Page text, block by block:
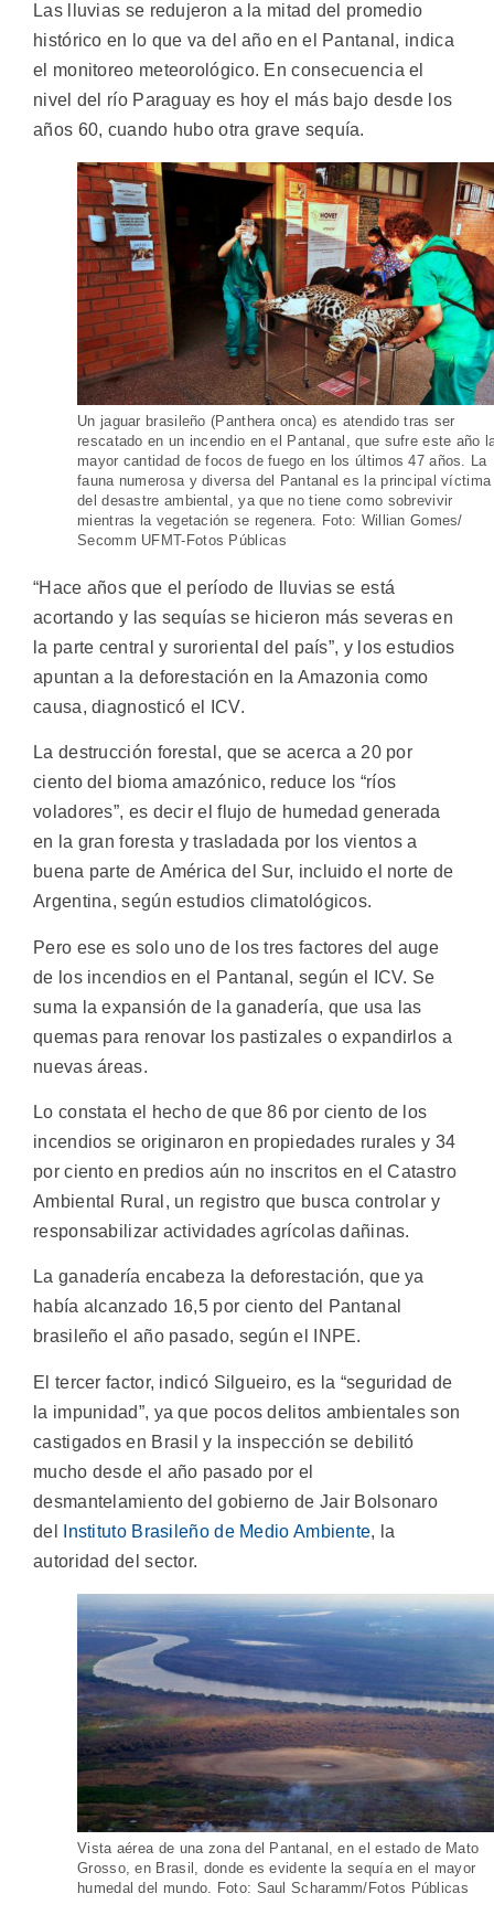
Las lluvias se redujeron a la mitad del promedio
histórico en lo que va del año en el Pantanal, indica
el monitoreo meteorológico. En consecuencia el
nivel del río Paraguay es hoy el más bajo desde los
años 60, cuando hubo otra grave sequía.
Un jaguar brasileño (Panthera onca) es atendido tras ser
rescatado en un incendio en el Pantanal, que sufre este año
mayor cantidad de focos de fuego en los últimos 47 años. La
fauna numerosa y diversa del Pantanal es la principal víctima
del desastre ambiental, ya que no tiene como sobrevivir
mientras la vegetación se regenera. Foto: Willian Gomes/
Secomm UFMT-Fotos Públicas
“Hace años que el período de lluvias se está
acortando y las sequías se hicieron más severas en
la parte central y suroriental del país”, y los estudios
apuntan a la deforestación en la Amazonia como
causa, diagnosticó el ICV.
La destrucción forestal, que se acerca a 20 por
ciento del bioma amazónico, reduce los “ríos
voladores”, es decir el flujo de humedad generada
en la gran foresta y trasladada por los vientos a
buena parte de América del Sur, incluido el norte de
Argentina, según estudios climatológicos.
Pero ese es solo uno de los tres factores del auge
de los incendios en el Pantanal, según el ICV. Se
suma la expansión de la ganadería, que usa las
quemas para renovar los pastizales o expandirlos a
nuevas áreas.
Lo constata el hecho de que 86 por ciento de los
incendios se originaron en propiedades rurales y 34
por ciento en predios aún no inscritos en el Catastro
Ambiental Rural, un registro que busca controlar y
responsabilizar actividades agrícolas dañinas.
La ganadería encabeza la deforestación, que ya
había alcanzado 16,5 por ciento del Pantanal
brasileño el año pasado, según el INPE.
El tercer factor, indicó Silgueiro, es la “seguridad de
la impunidad”, ya que pocos delitos ambientales son
castigados en Brasil y la inspección se debilitó
mucho desde el año pasado por el
desmantelamiento del gobierno de Jair Bolsonaro
del
Instituto Brasileño de Medio Ambiente, la
autoridad del sector.
Vista aérea de una zona del Pantanal, en el estado de Mato
Grosso, en Brasil, donde es evidente la sequía en el mayor
humedal del mundo. Foto: Saul Scharamm/Fotos Públicas